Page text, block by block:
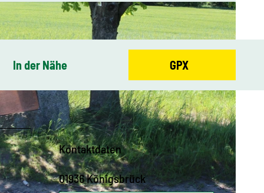
In der Nähe GPX
Kontaktdaten
01936Königsbrück